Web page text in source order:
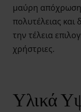
μαύρη απόχρωση
πολυτέλειας και
την τέλεια
χρήστριες.
Υλικά